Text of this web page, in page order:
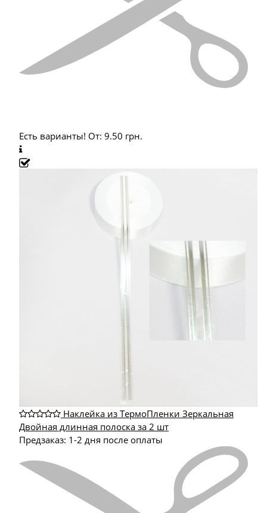
Есть варианты! От: 9.50 грн.
Наклейка из ТермоПленки Зеркальная
Двойная длинная полоска за 2 шт
Предзаказ: 1-2 дня после оплаты